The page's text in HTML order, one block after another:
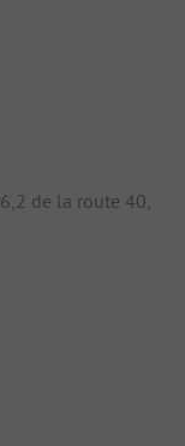
de la route 40,